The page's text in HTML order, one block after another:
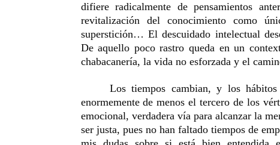
difiere radicalmente de pensamientos
revitalización del conocimiento como
superstición… El descuidado intelectual
De aquello poco rastro queda en un
chabacanería, la vida no esforzada y el
Los tiempos cambian, y los
enormemente de menos el tercero de los
emocional, verdadera vía para alcanzar la
ser justa, pues no han faltado tiempos de